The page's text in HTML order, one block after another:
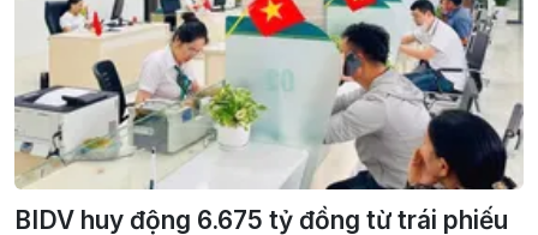
BIDV huy động 6.675 tỷ đồng từ trái phiếu